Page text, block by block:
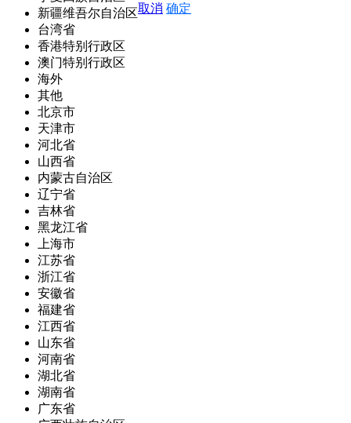
新疆维吾尔自治区
台湾省
香港特别行政区
澳门特别行政区
海外
其他
北京市
天津市
河北省
山西省
内蒙古自治区
辽宁省
吉林省
黑龙江省
上海市
江苏省
浙江省
安徽省
福建省
江西省
山东省
河南省
湖北省
湖南省
广东省
取消 确定